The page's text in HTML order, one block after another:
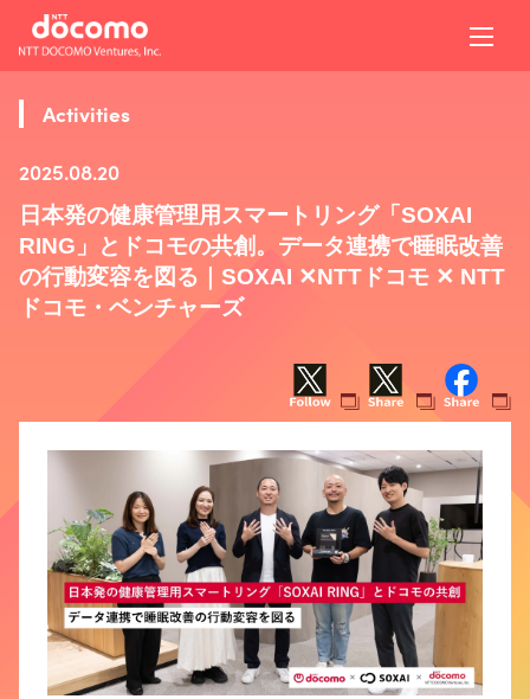
Activities
2025.08.20
日本発の健康管理用スマートリング「SOXAI
RING」とドコモの共創。データ連携で睡眠改善
の行動変容を図る｜SOXAI ✕NTTドコモ ✕ NTT
ドコモ・ベンチャーズ